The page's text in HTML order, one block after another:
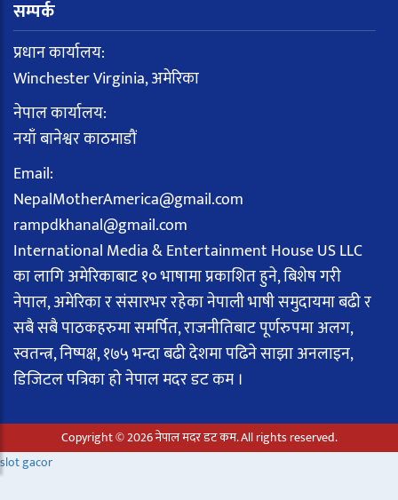
सम्पर्क
प्रधान कार्यालय:
Winchester Virginia, अमेरिका
नेपाल कार्यालय:
नयाँ बानेश्वर काठमाडौं
Email:
NepalMotherAmerica@gmail.com
rampdkhanal@gmail.com
International Media & Entertainment House US LLC
का लागि अमेरिकाबाट १० भाषामा प्रकाशित हुने, बिशेष गरी
नेपाल, अमेरिका र संसारभर रहेका नेपाली भाषी समुदायमा बढी र
सबै सबै पाठकहरुमा समर्पित, राजनीतिबाट पूर्णरुपमा अलग,
स्वतन्त्र, निष्पक्ष, १७५ भन्दा बढी देशमा पढिने साझा अनलाइन,
डिजिटल पत्रिका हो नेपाल मदर डट कम ।
Copyright © 2026 नेपाल मदर डट कम. All rights reserved.
slot gacor